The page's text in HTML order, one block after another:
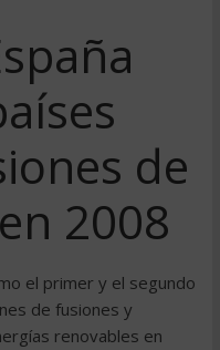
de
2008
el primer y el segundo
de fusiones y
renovables en